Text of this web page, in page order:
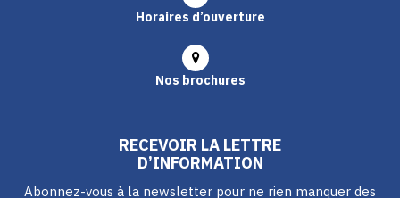
Horaires d’ouverture
Nos brochures
RECEVOIR LA LETTRE
D’INFORMATION
Abonnez-vous à la newsletter pour ne rien manquer des